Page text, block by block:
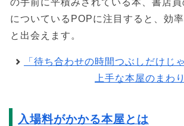
についているPOPに注目すると、効
と出会えます。
「待ち合わせの時間つぶしだけじ
上手な本屋のまわ
入場料がかかる本屋とは